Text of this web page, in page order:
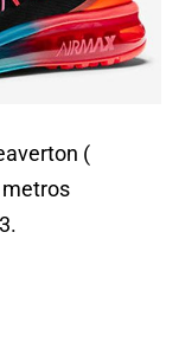
(
metros